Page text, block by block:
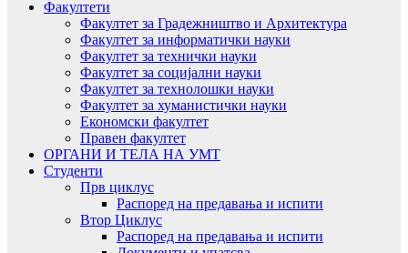
Факултети
Факултет за Градежништво и Архитектура
Факултет за информатички науки
Факултет за технички науки
Факултет за социјални науки
Факултет за технолошки науки
Факултет за хуманистички науки
Економски факултет
Правен факултет
ОРГАНИ И ТЕЛА НА УМТ
Студенти
Прв циклус
Распоред на предавањa и испити
Втор Циклус
Распоред на предавањa и испити